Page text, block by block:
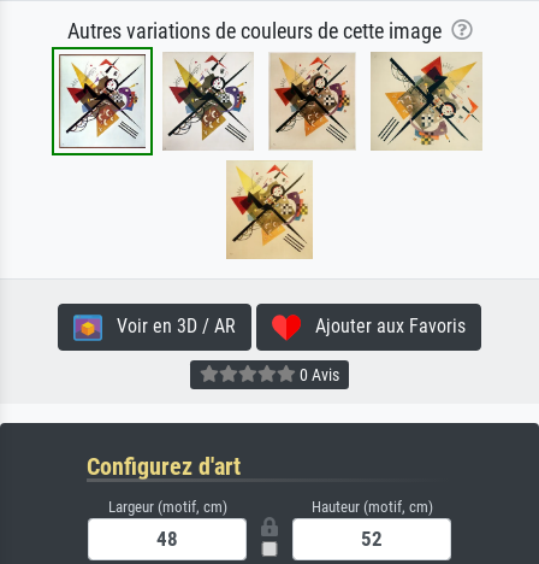
Autres variations de couleurs de cette image
Voir en 3D / AR Ajouter aux Favoris
0 Avis
Configurez d'art
Largeur (motif, cm) Hauteur (motif, cm)